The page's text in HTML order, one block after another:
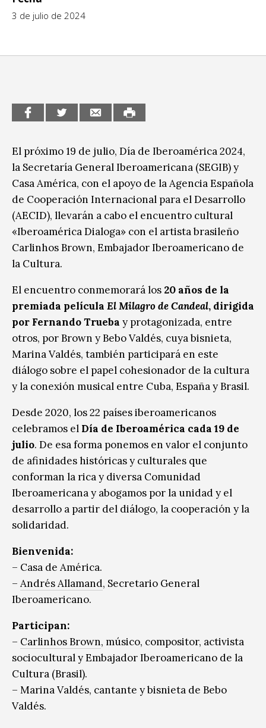
CCE en el interior/libros
Exposiciones
Letras
Medio Ambiente
Música
Sin categoría
3 de julio de 2024
El próximo 19 de julio, Día de Iberoamérica 2024,
la Secretaría General Iberoamericana (SEGIB) y
Casa América, con el apoyo de la Agencia Española
de Cooperación Internacional para el Desarrollo
(AECID), llevarán a cabo el encuentro cultural
«Iberoamérica Dialoga» con el artista brasileño
Carlinhos Brown, Embajador Iberoamericano de
la Cultura.
El encuentro conmemorará los 20 años de la
premiada película El Milagro de Candeal, dirigida
por Fernando Trueba y protagonizada, entre
otros, por Brown y Bebo Valdés, cuya bisnieta,
Marina Valdés, también participará en este
diálogo sobre el papel cohesionador de la cultura
y la conexión musical entre Cuba, España y Brasil.
Desde 2020, los 22 países iberoamericanos
celebramos el Día de Iberoamérica cada 19 de
julio. De esa forma ponemos en valor el conjunto
de afinidades históricas y culturales que
conforman la rica y diversa Comunidad
Iberoamericana y abogamos por la unidad y el
desarrollo a partir del diálogo, la cooperación y la
solidaridad.
Bienvenida:
– Casa de América.
– Andrés Allamand, Secretario General
Iberoamericano.
Participan:
– Carlinhos Brown, músico, compositor, activista
sociocultural y Embajador Iberoamericano de la
Cultura (Brasil).
– Marina Valdés, cantante y bisnieta de Bebo
Valdés.